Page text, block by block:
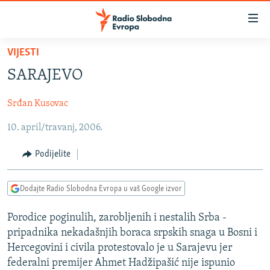
Pređite
glavni
Pređite
na
navigaciju
Pređite
na
pretragu
BOSNA I HERCEGOVINA
SRBIJA
KOSOVO
CRNA GORA
VIZUELNO
VIDEO
FOTOGALERIJE
INFOGRAFIKE
PODCASTI
RAT U UKRAJINI
KINA NA BALKANU
RSE PRIČE IZ SVIJETA
VIJESTI
SARAJEVO
Srđan Kusovac
10. april/travanj, 2006.
Podijelite
Dodajte Radio Slobodna Evropa u vaš Google izvor
Porodice poginulih, zarobljenih i nestalih Srba -
pripadnika nekadašnjih boraca srpskih snaga u Bosni i
Hercegovini i civila protestovalo je u Sarajevu jer
federalni premijer Ahmet Hadžipašić nije ispunio